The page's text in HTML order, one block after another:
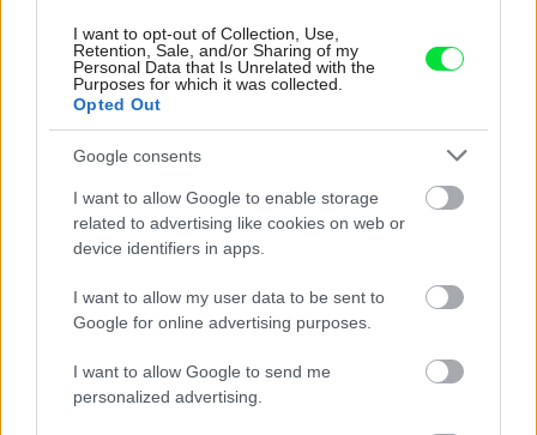
I want to opt-out of Collection, Use,
Retention, Sale, and/or Sharing of my
Personal Data that Is Unrelated with the
Purposes for which it was collected.
Opted Out
Google consents
I want to allow Google to enable storage
related to advertising like cookies on web or
device identifiers in apps.
I want to allow my user data to be sent to
Google for online advertising purposes.
I want to allow Google to send me
personalized advertising.
Kedysi boli veľkým trendom, dnes sa im
radšej vyhnite. Týchto 7 vecí robí vašu
obývačku zastaralou